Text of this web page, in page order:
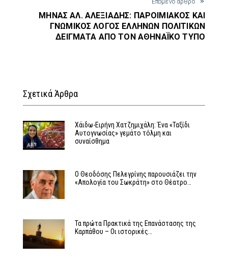
ΜΗΝΑΣ ΑΛ. ΑΛΕΞΙΑΔΗΣ: ΠΑΡΟΙΜΙΑΚΟΣ ΚΑΙ
ΓΝΩΜΙΚΟΣ ΛΟΓΟΣ ΕΛΛΗΝΩΝ ΠΟΛΙΤΙΚΩΝ
ΔΕΙΓΜΑΤΑ ΑΠΟ ΤΟΝ ΑΘΗΝΑΪΚΟ ΤΥΠΟ
Σχετικά Άρθρα
Χάιδω-Ειρήνη Χατζημιχάλη: Ένα «Ταξίδι
Αυτογνωσίας» γεμάτο τόλμη και
συναίσθημα
Ο Θεοδόσης Πελεγρίνης παρουσιάζει την
«Απολογία του Σωκράτη» στο Θέατρο…
Τα πρώτα Πρακτικά της Επανάστασης της
Καρπάθου – Οι ιστορικές…